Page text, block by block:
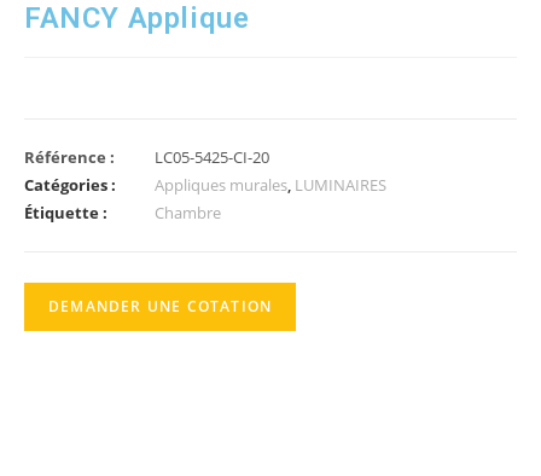
FANCY Applique
Référence :
LC05-5425-CI-20
Catégories :
Appliques murales, LUMINAIRES
Étiquette :
Chambre
DEMANDER UNE COTATION